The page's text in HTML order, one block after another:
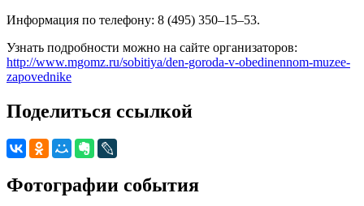
Информация по телефону: 8 (495) 350–15–53.
Узнать подробности можно на сайте организаторов:
http://www.mgomz.ru/sobitiya/den-goroda-v-obedinennom-muzee-
zapovednike
Поделиться ссылкой
Фотографии события